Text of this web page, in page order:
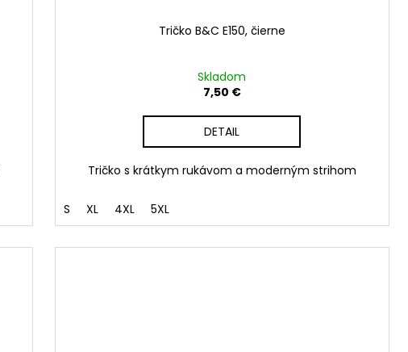
Tričko B&C E150, čierne
Skladom
7,50 €
DETAIL
Tričko s krátkym rukávom a moderným strihom
S XL 4XL 5XL